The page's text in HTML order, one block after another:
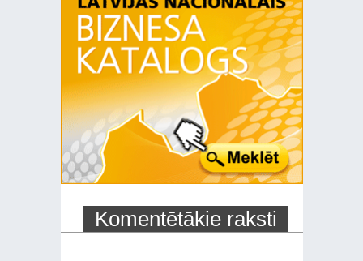
Komentētākie raksti